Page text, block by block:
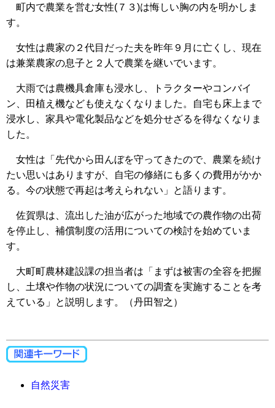
町内で農業を営む女性(７３)は悔しい胸の内を明かしま
す。
女性は農家の２代目だった夫を昨年９月に亡くし、現在
は兼業農家の息子と２人で農業を継いでいます。
大雨では農機具倉庫も浸水し、トラクターやコンバイ
ン、田植え機なども使えなくなりました。自宅も床上まで
浸水し、家具や電化製品などを処分せざるを得なくなりま
した。
女性は「先代から田んぼを守ってきたので、農業を続け
たい思いはありますが、自宅の修繕にも多くの費用がかか
る。今の状態で再起は考えられない」と語ります。
佐賀県は、流出した油が広がった地域での農作物の出荷
を停止し、補償制度の活用についての検討を始めていま
す。
大町町農林建設課の担当者は「まずは被害の全容を把握
し、土壌や作物の状況についての調査を実施することを考
えている」と説明します。（丹田智之）
自然災害